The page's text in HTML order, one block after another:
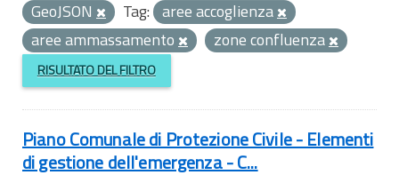
GeoJSON
Tag: aree accoglienza
aree ammassamento
zone confluenza
RISULTATO DEL FILTRO
Piano Comunale di Protezione Civile - Elementi
di gestione dell'emergenza - C...